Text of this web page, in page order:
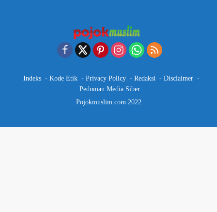
Indeks Kode Etik Privacy Policy Redaksi
Disclaimer
Pedoman Media Siber
Pojokmuslim.com 2022